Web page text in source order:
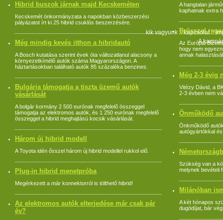
Hibrid buszok járnak majd Kecskeméten
Kecskemét önkormányzata a napokban közbeszerzési
pályázatot írt ki 25 hibrid csuklós beszerzésére.
Még mindig kevés itthon a hibridautó
A Bosch kutatása szerint évek óta változatlanul alacsony a
környezetkímélő autók száma Magyarországon. A
háztartásokban található autók 85 százaléka benzines.
Bulgária támogatja a tiszta üzemű autók
vásárlását
A bolgár kormány 2 500 eurónak megfelelő összeggel
támogatja az elektromos autók, és 1 250 eurónak megfelelő
összeggel a hibrid meghajtású kocsik vásárlását.
Három új hibrid modell
A Toyota idén ősszel három új hibrid modellel rukkol elő.
Plug-in hibrid menetpróba
Megérkezett a már konnektorról is tölthető hibrid!
Az elektromos autók elterjedése már csak pár
év?
A hangtalan
kaphatnak extra
Brüsszel
Az Európai
hogy nem
annak
Még 2-3 évig
Vitézy Dávid, a
2-3 évben nem
Önműködő
Önkműködő
autógyártókkal
Szükség van a
melynek bevételi
Milánóban
A két hónapos
dugódíjat, bár
kik vagyunk::kapcsolat::
A